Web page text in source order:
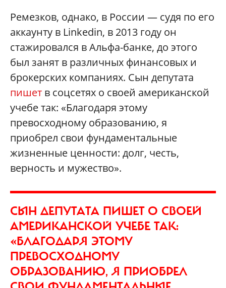
Ремезков, однако, в России — судя по его
аккаунту в Linkedin, в 2013 году он
стажировался в Альфа-банке, до этого
был занят в различных финансовых и
брокерских компаниях. Сын депутата
пишет в соцсетях о своей американской
учебе так: «Благодаря этому
превосходному образованию, я
приобрел свои фундаментальные
жизненные ценности: долг, честь,
верность и мужество».
СЫН ДЕПУТАТА ПИШЕТ О СВОЕЙ
АМЕРИКАНСКОЙ УЧЕБЕ ТАК:
«БЛАГОДАРЯ ЭТОМУ
ПРЕВОСХОДНОМУ
ОБРАЗОВАНИЮ, Я ПРИОБРЕЛ